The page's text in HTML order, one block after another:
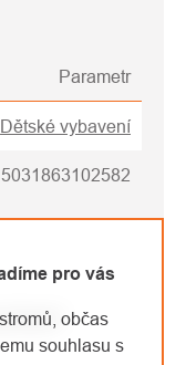
pro vás
občas
souhlasu s
Parametr
Dětské vybavení
5031863102582